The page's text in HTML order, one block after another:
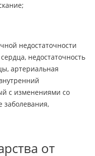
недостаточности
недостаточность
артериальная
с изменениями со
заболевания,
от